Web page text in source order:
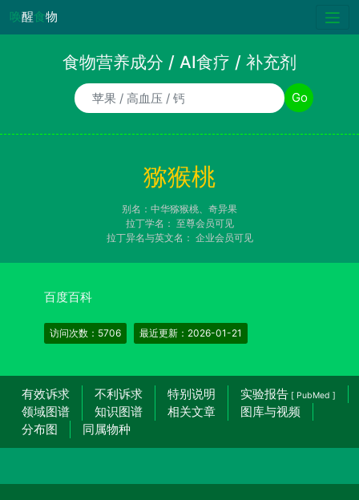
唤醒食物
食物营养成分 / AI食疗 / 补充剂
食物/AI食疗诉求/补充剂名称 Go
猕猴桃
别名：中华猕猴桃、奇异果
拉丁学名： 至尊会员可见
拉丁异名与英文名： 企业会员可见
百度百科
访问次数：5706 最近更新：2026-01-21
有效诉求 不利诉求 特别说明 实验报告 [ PubMed ]
领域图谱 知识图谱 相关文章
图库与视频
分布图
同属物种